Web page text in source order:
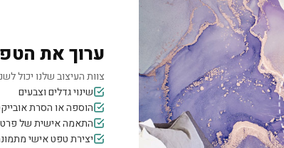
ערוך את
צוות העיצוב שלנו יכול
שינוי גדלים וצבעים
הוספה או הסרת
התאמה אישית של פרט
יצירת טפט אישי